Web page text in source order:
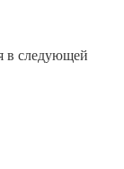
в следующей